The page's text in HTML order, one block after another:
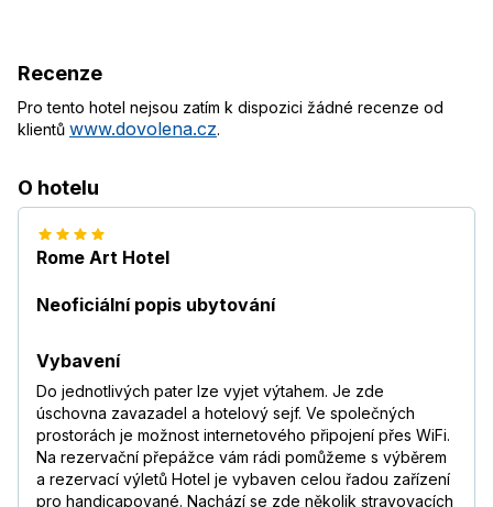
Recenze
Pro tento hotel nejsou zatím k dispozici žádné recenze od
klientů www.dovolena.cz.
O hotelu
Rome Art Hotel
Neoficiální popis ubytování
Vybavení
Do jednotlivých pater lze vyjet výtahem. Je zde
úschovna zavazadel a hotelový sejf. Ve společných
prostorách je možnost internetového připojení přes WiFi.
Na rezervační přepážce vám rádi pomůžeme s výběrem
a rezervací výletů Hotel je vybaven celou řadou zařízení
pro handicapované. Nachází se zde několik stravovacích